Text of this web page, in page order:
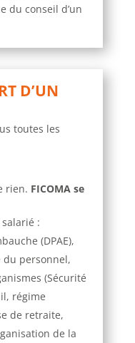
du conseil d’un
D’UN
toutes les
rien. FICOMA se
salarié :
(DPAE),
personnel,
(Sécurité
régime
de retraite,
de la